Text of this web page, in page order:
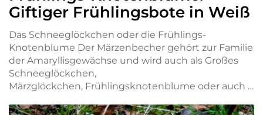
Giftiger Frühlingsbote in Weiß
Das Schneeglöckchen oder die Frühlings-
Knotenblume Der Märzenbecher gehört zur Familie
der Amaryllisgewächse und wird auch als Großes
Schneeglöckchen,
Märzglöckchen, Frühlingsknotenblume oder auch …